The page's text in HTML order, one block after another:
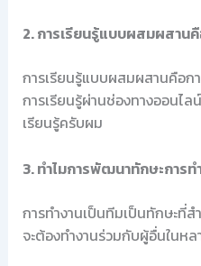
2. การเรียนรู้แบบผสมผสานคื
การเรียนรู้แบบผสมผสานคือก
การเรียนรู้ผ่านช่องทางออนไ
เรียนรู้ครับผม
3. ทำไมการพัฒนาทักษะการ
การทำงานเป็นทีมเป็นทักษะที่
จะต้องทำงานร่วมกับผู้อื่นใน